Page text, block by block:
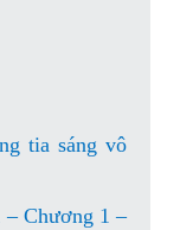
tia sáng vô
Chương 1 –